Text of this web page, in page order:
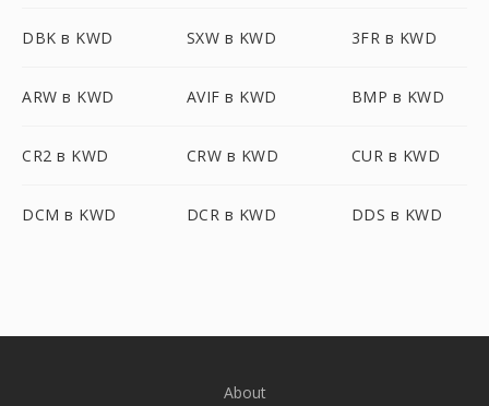
DBK в KWD SXW в KWD 3FR в KWD
ARW в KWD AVIF в KWD BMP в KWD
CR2 в KWD CRW в KWD CUR в KWD
DCM в KWD DCR в KWD DDS в KWD
About